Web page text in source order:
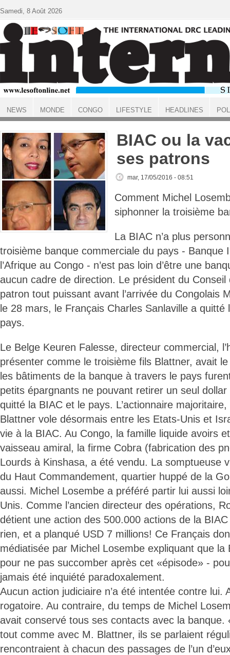
ACCUEIL
BIAC ou la
ses patrons
mar, 17/05/2016 - 08:51
Comment Michel
siphonner la troisième
La BIAC n’a plus
troisième banque commerciale du pays - Banque
l’Afrique au Congo - n’est pas loin d’être une
aucun cadre de direction. Le président du Conseil
patron tout puissant avant l’arrivée du Congolais
le 28 mars, le Français Charles Sanlaville a
pays.
Le Belge Keuren Falesse, directeur commercial,
présenter comme le troisième fils Blattner, avait
les bâtiments de la banque à travers le pays
petits épargnants ne pouvant retirer un seul
quitté la BIAC et le pays. L’actionnaire majoritaire,
Blattner vole désormais entre les Etats-Unis et
vie à la BIAC. Au Congo, la famille liquide avoirs
vaisseau amiral, la firme Cobra (fabrication des
Lourds à Kinshasa, a été vendu. La somptueuse
du Haut Commandement, quartier huppé de la
aussi. Michel Losembe a préféré partir lui aussi
Unis. Comme l’ancien directeur des opérations,
détient une action des 500.000 actions de la
rien, et a planqué USD 7 millions! Ce Français
médiatisée par Michel Losembe expliquant que
pour ne pas succomber après cet «épisode» -
jamais été inquiété paradoxalement.
Aucun action judiciaire n’a été intentée contre lui.
rogatoire. Au contraire, du temps de Michel
avait conservé tous ses contacts avec la banque.
tout comme avec M. Blattner, ils se parlaient
rencontraient à chacun des passages de l’un
Samedi, 8 Août 2026
NEWS MONDE CONGO LIFESTYLE HEADLINES